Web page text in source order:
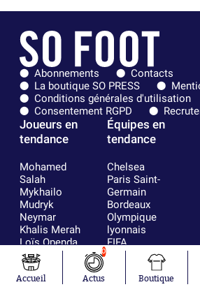
Abonnements
Contacts
La boutique SO PRESS
Conditions générales d'utilisation
Consentement RGPD
Joueurs en
tendance
Mohamed
Salah
Mykhailo
Mudryk
Neymar
Khalis Merah
Loïs Openda
Moussa
Niakhaté
Nicolás
Équipes en
tendance
Chelsea
Paris Saint-
Germain
Bordeaux
Olympique
lyonnais
FIFA
Real Madrid
RC Strasbourg
AC Milan
Accueil
0
Actus Boutique